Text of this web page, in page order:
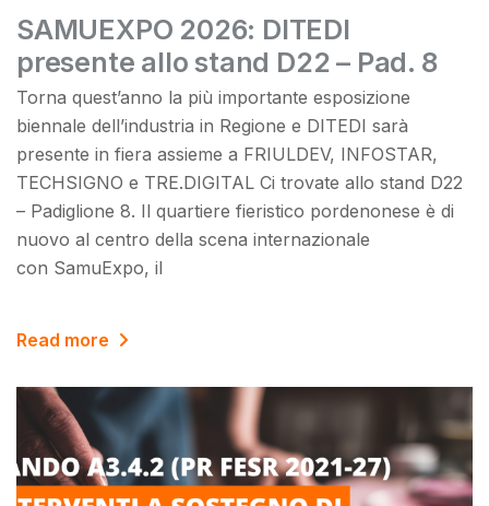
SAMUEXPO 2026: DITEDI
presente allo stand D22 – Pad. 8
Torna quest’anno la più importante esposizione
biennale dell’industria in Regione e DITEDI sarà
presente in fiera assieme a FRIULDEV, INFOSTAR,
TECHSIGNO e TRE.DIGITAL Ci trovate allo stand D22
– Padiglione 8. Il quartiere fieristico pordenonese è di
nuovo al centro della scena internazionale
con SamuExpo, il
Read more